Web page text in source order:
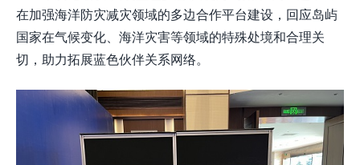
在加强海洋防灾减灾领域的多边合作平台建设，回应岛屿
国家在气候变化、海洋灾害等领域的特殊处境和合理关
切，助力拓展蓝色伙伴关系网络。